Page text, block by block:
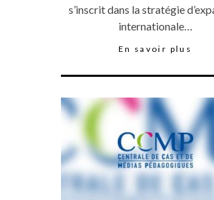
s’inscrit dans la stratégie
internationale…
En savoir plus